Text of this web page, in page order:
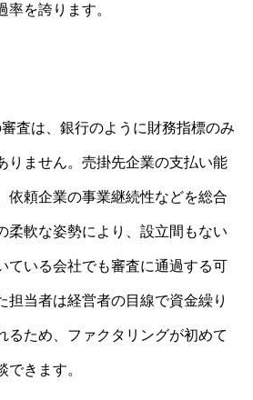
を誇ります。
査は、銀行のように財務指標のみ
りません。売掛先企業の支払い能
依頼企業の事業継続性などを総合
柔軟な姿勢により、設立間もない
ている会社でも審査に通過する可
担当者は経営者の目線で資金繰り
るため、ファクタリングが初めて
できます。